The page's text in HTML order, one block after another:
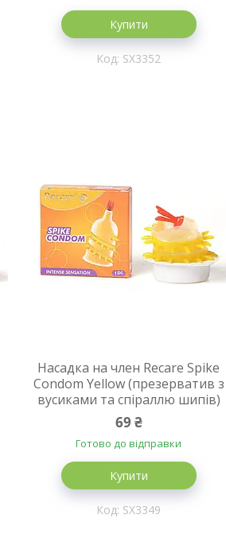
Купити
SX3352
Насадка на член Recare Spike
Condom Yellow (презерватив з
вусиками та спіраллю шипів)
69 ₴
Готово до відправки
Купити
SX3349